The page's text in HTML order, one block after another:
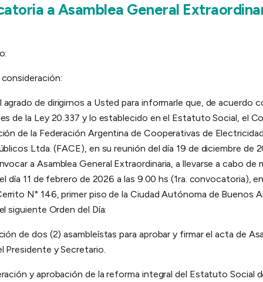
a Asamblea General
agrado de dirigirnos a Usted para informarle que, de acuerdo
de la Ley 20.337 y lo establecido en el Estatuto Social, el
de la Federación Argentina de Cooperativas de
Ltda. (FACE), en su reunión del día 19 de diciembre de
a Asamblea General Extraordinaria, a llevarse a cabo de
día 11 de febrero de 2026 a las 9.00 hs (1ra. convocatoria),
N° 146, primer piso de la Ciudad Autónoma de Buenos
siguiente Orden del Día:
de dos (2) asambleístas para aprobar y firmar el acta de
Presidente y Secretario.
y aprobación de la reforma integral del Estatuto Social